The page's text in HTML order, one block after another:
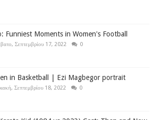
Funniest Moments in Women's Football
Σεπτεμβρίου 17, 2022 0
in Basketball | Ezi Magbegor portrait
Σεπτεμβρίου 18, 2022 0